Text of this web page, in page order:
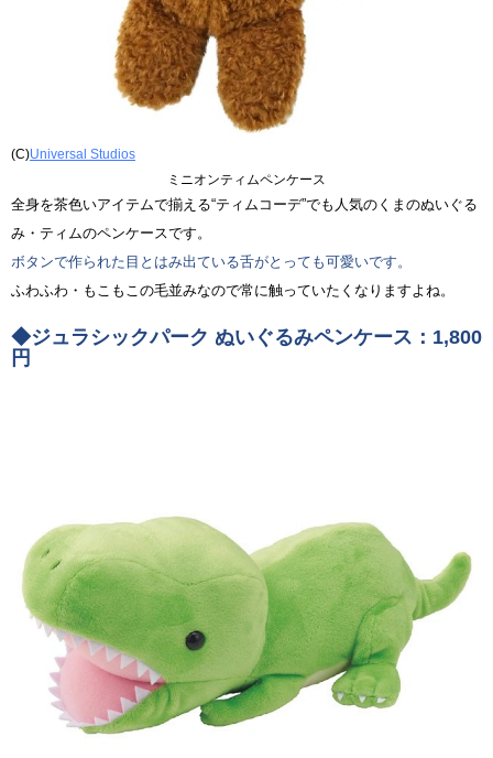
(C)Universal Studios
ミニオンティムペンケース
全身を茶色いアイテムで揃える“ティムコーデ”でも人気のくまのぬいぐる
み・ティムのペンケースです。
ボタンで作られた目とはみ出ている舌がとっても可愛いです。
ふわふわ・もこもこの毛並みなので常に触っていたくなりますよね。
◆ジュラシックパーク ぬいぐるみペンケース：1,800
円